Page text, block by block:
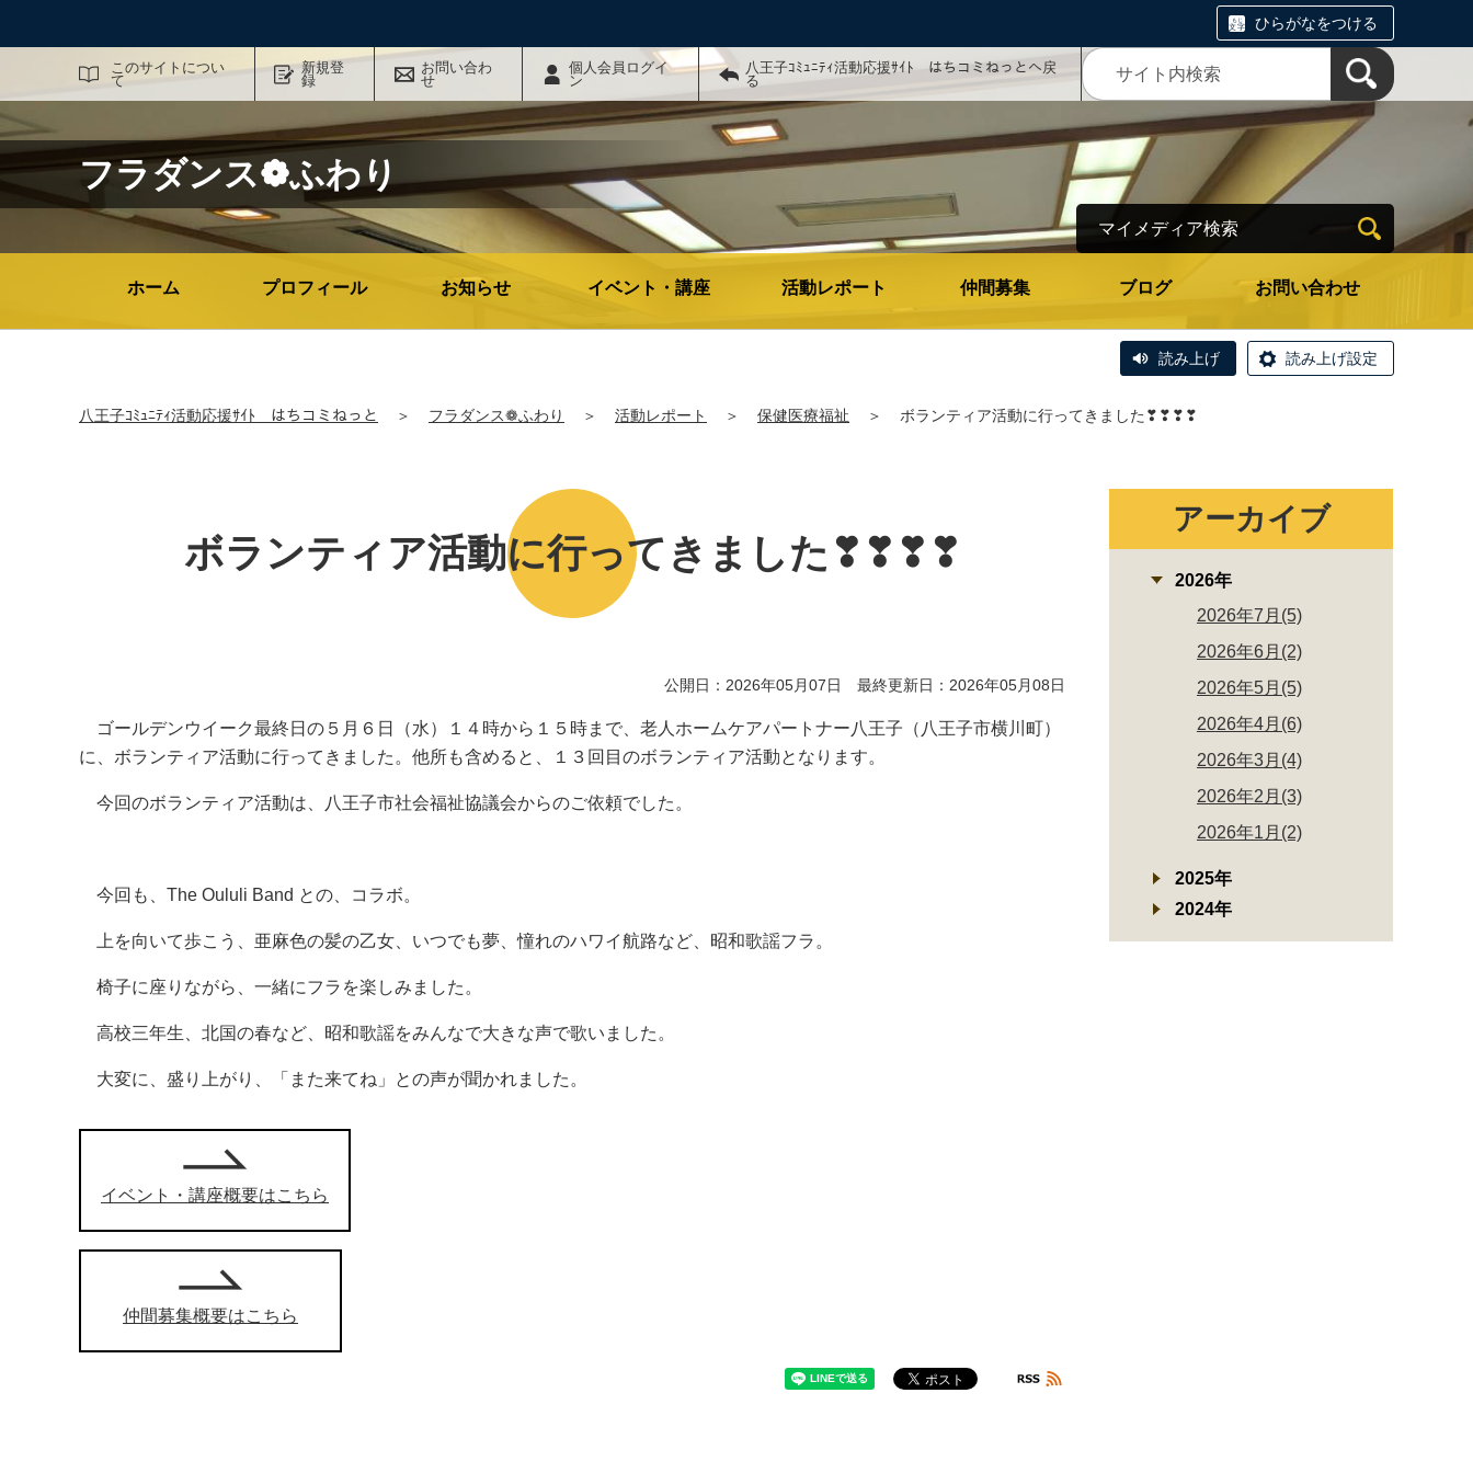
ひらがなをつける
このサイトについ
て
新規登
録
お問い合わ
せ
個人会員ログイ
ン
八王子ｺﾐｭﾆﾃｨ活動応援ｻｲﾄ はちコミねっとへ戻
る
サイト内検索
フラダンス❁ふわり
ホーム プロフィール お知らせ イベント・講座 活動レポート 仲間募集 ブログ お問い合わせ
マイメディア検索
読み上げ 読み上げ設定
八王子ｺﾐｭﾆﾃｨ活動応援ｻｲﾄ はちコミねっと ＞ フラダンス❁ふわり ＞ 活動レポート ＞ 保健医療福祉 ＞ ボランティア活動に行ってきました❣❣❣❣
ボランティア活動に行ってきました❣❣❣❣
公開日：2026年05月07日 最終更新日：2026年05月08日
ゴールデンウイーク最終日の５月６日（水）１４時から１５時まで、老人ホームケアパートナー八王子（八王子市横川町）
に、ボランティア活動に行ってきました。他所も含めると、１３回目のボランティア活動となります。
今回のボランティア活動は、八王子市社会福祉協議会からのご依頼でした。
今回も、The Oululi Band との、コラボ。
上を向いて歩こう、亜麻色の髪の乙女、いつでも夢、憧れのハワイ航路など、昭和歌謡フラ。
椅子に座りながら、一緒にフラを楽しみました。
高校三年生、北国の春など、昭和歌謡をみんなで大きな声で歌いました。
大変に、盛り上がり、「また来てね」との声が聞かれました。
イベント・講座概要はこちら
仲間募集概要はこちら
アーカイブ
2026年
2026年7月(5)
2026年6月(2)
2026年5月(5)
2026年4月(6)
2026年3月(4)
2026年2月(3)
2026年1月(2)
2025年
2024年